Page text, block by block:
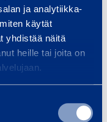
ja analytiikka-
käytät
yhdistää näitä
heille tai joita on
is